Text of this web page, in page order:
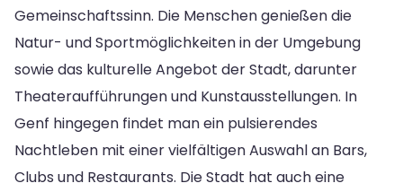
Gemeinschaftssinn. Die Menschen genießen die
Natur- und Sportmöglichkeiten in der Umgebung
sowie das kulturelle Angebot der Stadt, darunter
Theateraufführungen und Kunstausstellungen. In
Genf hingegen findet man ein pulsierendes
Nachtleben mit einer vielfältigen Auswahl an Bars,
Clubs und Restaurants. Die Stadt hat auch eine